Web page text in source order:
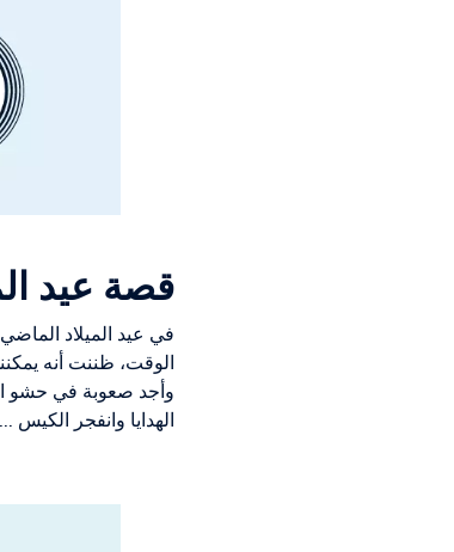
قصة عيد
في عيد الميلاد
الوقت، ظننت أنه
وأجد صعوبة في حشو
الهدايا وانفجر